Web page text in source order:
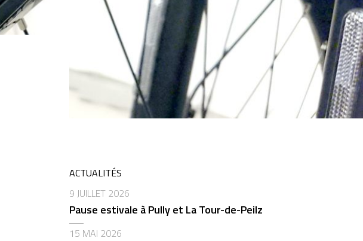
ACTUALITÉS
9 JUILLET 2026
Pause estivale à Pully et La Tour-de-Peilz
15 MAI 2026